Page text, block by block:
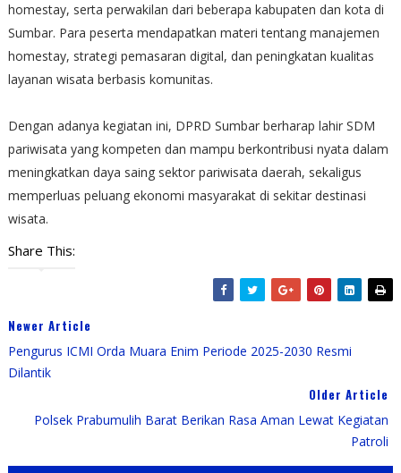
homestay, serta perwakilan dari beberapa kabupaten dan kota di
Sumbar. Para peserta mendapatkan materi tentang manajemen
homestay, strategi pemasaran digital, dan peningkatan kualitas
layanan wisata berbasis komunitas.
Dengan adanya kegiatan ini, DPRD Sumbar berharap lahir SDM
pariwisata yang kompeten dan mampu berkontribusi nyata dalam
meningkatkan daya saing sektor pariwisata daerah, sekaligus
memperluas peluang ekonomi masyarakat di sekitar destinasi
wisata.
Share This:
Newer Article
Pengurus ICMI Orda Muara Enim Periode 2025-2030 Resmi
Dilantik
Older Article
Polsek Prabumulih Barat Berikan Rasa Aman Lewat Kegiatan
Patroli